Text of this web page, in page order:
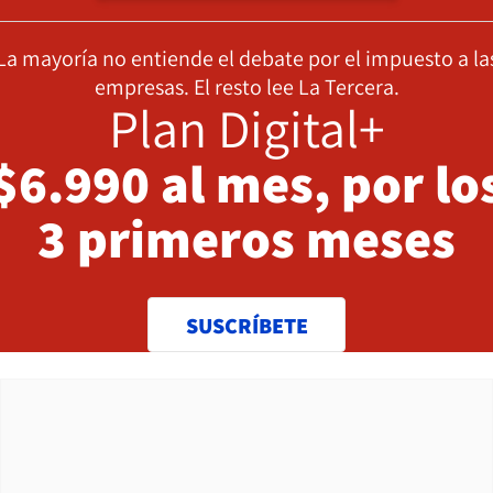
mayoría no entiende el debate por el impuesto a
empresas. El resto lee La Tercera.
Plan Digital+
al mes, por
3 primeros meses
SUSCRÍBETE